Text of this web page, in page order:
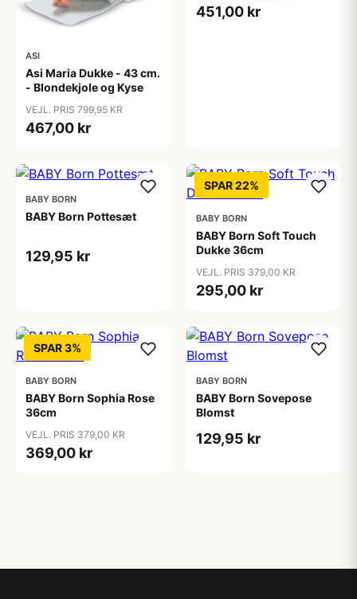
ASI
Asi Maria Dukke - 43 cm.
- Blondekjole og Kyse
VEJL. PRIS 799,95 KR
467,00 kr
451,00 kr
BABY BORN
BABY Born Pottesæt
129,95 kr
SPAR 22%
BABY BORN
BABY Born Soft Touch
Dukke 36cm
VEJL. PRIS 379,00 KR
295,00 kr
SPAR 3%
BABY BORN
BABY Born Sophia Rose
36cm
VEJL. PRIS 379,00 KR
369,00 kr
BABY BORN
BABY Born Sovepose
Blomst
129,95 kr